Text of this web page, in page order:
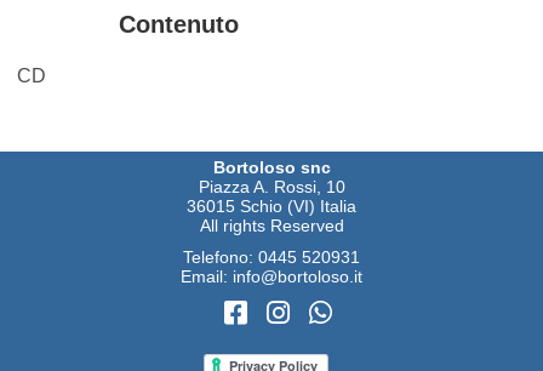
Contenuto
CD
Bortoloso snc
Piazza A. Rossi, 10
36015 Schio (VI) Italia
All rights Reserved
Telefono: 0445 520931
Email: info@bortoloso.it